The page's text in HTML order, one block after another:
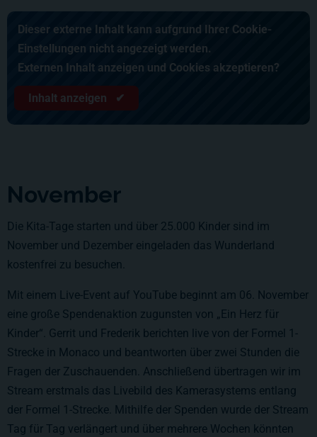
Dieser externe Inhalt kann aufgrund Ihrer Cookie-
Einstellungen nicht angezeigt werden.
Externen Inhalt anzeigen und Cookies akzeptieren?
Inhalt anzeigen ✔
November
Die Kita-Tage starten und über 25.000 Kinder sind im
November und Dezember eingeladen das Wunderland
kostenfrei zu besuchen.
Mit einem Live-Event auf YouTube beginnt am 06. November
eine große Spendenaktion zugunsten von „Ein Herz für
Kinder“. Gerrit und Frederik berichten live von der Formel 1-
Strecke in Monaco und beantworten über zwei Stunden die
Fragen der Zuschauenden. Anschließend übertragen wir im
Stream erstmals das Livebild des Kamerasystems entlang
der Formel 1-Strecke. Mithilfe der Spenden wurde der Stream
Tag für Tag verlängert und über mehrere Wochen könnten